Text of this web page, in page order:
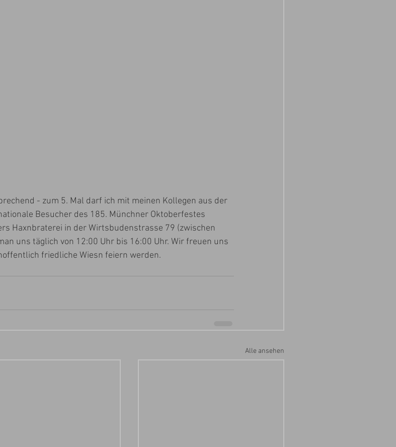
- zum 5. Mal darf ich mit meinen Kollegen aus der
Besucher des 185. Münchner Oktoberfestes
Haxnbraterei in der Wirtsbudenstrasse 79 (zwischen
uns täglich von 12:00 Uhr bis 16:00 Uhr. Wir freuen uns
friedliche Wiesn feiern werden.
Alle ansehen